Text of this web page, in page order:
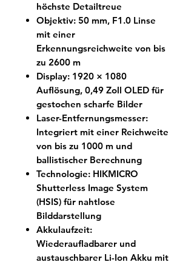
höchste Detailtreue
Objektiv: 50 mm, F1.0 Linse
mit einer
Erkennungsreichweite von bis
zu 2600 m
Display: 1920 × 1080
Auflösung, 0,49 Zoll OLED für
gestochen scharfe Bilder
Laser-Entfernungsmesser:
Integriert mit einer Reichweite
von bis zu 1000 m und
ballistischer Berechnung
Technologie: HIKMICRO
Shutterless Image System
(HSIS) für nahtlose
Bilddarstellung
Akkulaufzeit:
Wiederaufladbarer und
austauschbarer Li-Ion Akku mit